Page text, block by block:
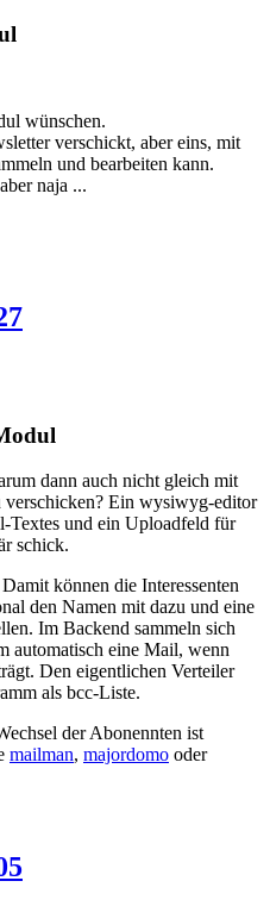
wünschen.
verschickt, aber eins, mit
und bearbeiten kann.
naja ...
dann auch nicht gleich mit
Ein wysiwyg-editor
Textes und ein Uploadfeld für
schick.
können die Interessenten
den Namen mit dazu und eine
Im Backend sammeln sich
automatisch eine Mail, wenn
Den eigentlichen Verteiler
als bcc-Liste.
der Abonennten ist
mailman, majordomo oder